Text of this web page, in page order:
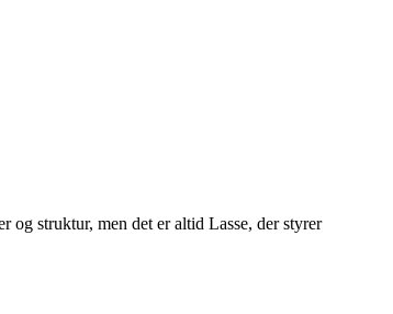
og struktur, men det er altid Lasse, der styrer